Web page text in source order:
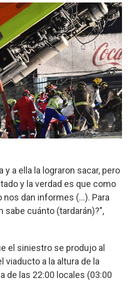
y a ella la lograron sacar, pero
y la verdad es que como
nos dan informes (...). Para
sabe cuánto (tardarán)?",
el siniestro se produjo al
viaducto a la altura de la
de las 22:00 locales (03:00